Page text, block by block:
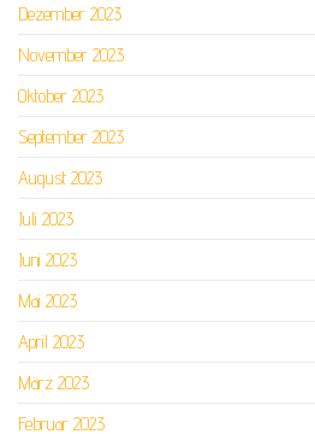
Dezember 2023
November 2023
Oktober 2023
September 2023
August 2023
Juli 2023
Juni 2023
Mai 2023
April 2023
März 2023
Februar 2023